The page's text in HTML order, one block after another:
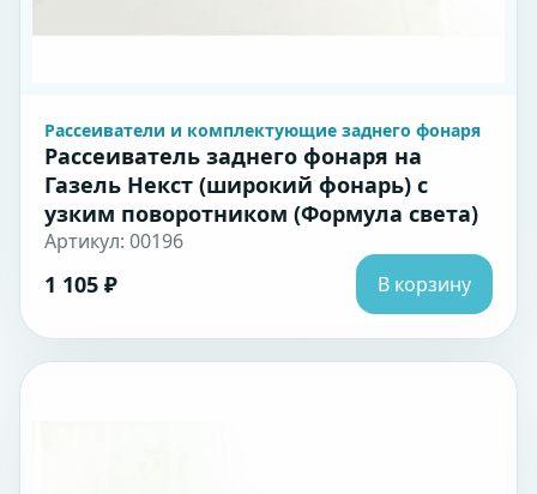
Рассеиватели и комплектующие заднего фонаря
Рассеиватель заднего фонаря на
Газель Некст (широкий фонарь) с
узким поворотником (Формула света)
Артикул: 00196
1 105 ₽ В корзину